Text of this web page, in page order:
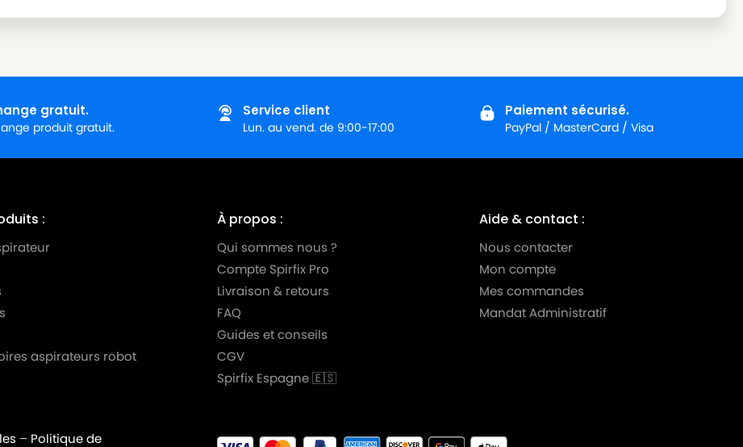
gratuit.
produit gratuit.
Service client
Lun. au vend. de 9:00-17:00
Paiement sécurisé.
PayPal / MasterCard / Visa
:
aspirateurs robot
À propos :
Qui sommes nous ?
Compte Spirfix Pro
Livraison & retours
FAQ
Guides et conseils
CGV
Spirfix Espagne 🇪🇸
Aide & contact :
Nous contacter
Mon compte
Mes commandes
Mandat Administratif
– Politique de